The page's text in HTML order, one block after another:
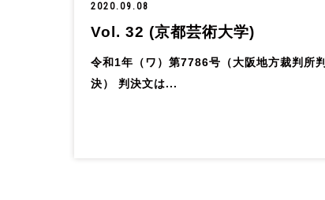
2020.09.08
Vol. 32 (京都芸術大学)
令和1年（ワ）第7786号（大阪地方裁判所判
決） 判決文は...